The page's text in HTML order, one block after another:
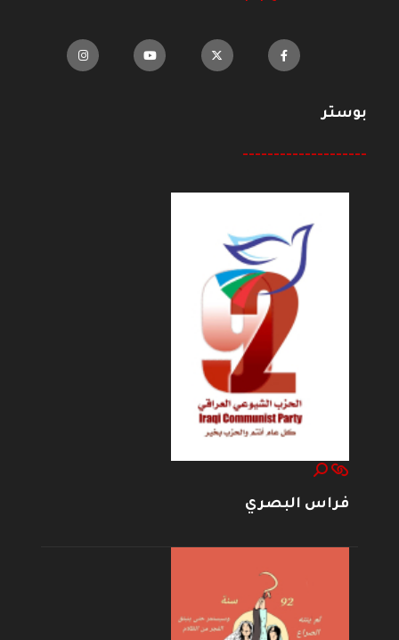
بوستر
--------------------
فراس البصري